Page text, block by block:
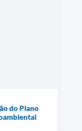
do Plano